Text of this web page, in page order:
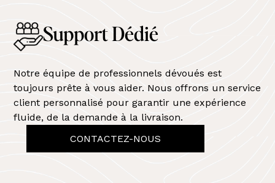
Support Dédié
Notre équipe de professionnels dévoués est
toujours prête à vous aider. Nous offrons un service
client personnalisé pour garantir une expérience
fluide, de la demande à la livraison.
CONTACTEZ-NOUS